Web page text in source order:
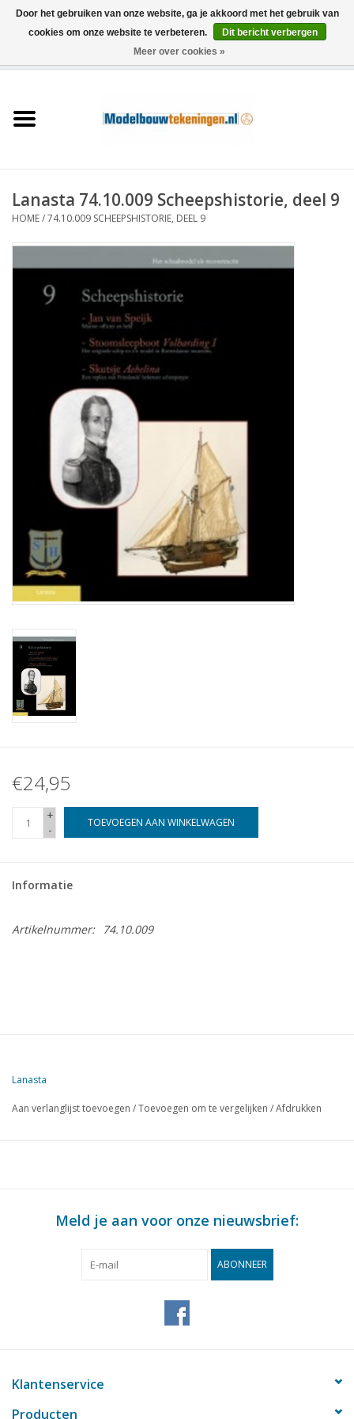
Schepen
Houtbouw
Machines
Documentatie
Tijdschriften
Nieuwe tekeningen
NIEUWE TIJDSCHRIFTEN
MODELBOUWER
Bouwbeschrijvingen
Lanasta 74.10.009 Scheepshistorie, deel 9
HOME/74.10.009 SCHEEPSHISTORIE, DEEL 9
€24,95
+
-
TOEVOEGEN AAN WINKELWAGEN
Informatie
Artikelnummer: 74.10.009
Lanasta
Aan verlanglijst toevoegen /Toevoegen om te vergelijken /Afdrukken
Meld je aan voor onze nieuwsbrief:
ABONNEER
Klantenservice
Producten
Door het gebruiken van onze website, ga je akkoord met het gebruik van
cookies om onze website te verbeteren.
Dit bericht verbergen
Meer over cookies »